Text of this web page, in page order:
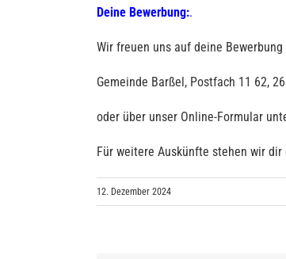
Deine Bewerbung:.
Wir freuen uns auf deine
Gemeinde Barßel, Postfach 11 62,
oder über unser Online-Formular
Für weitere Auskünfte stehen wir
12. Dezember 2024